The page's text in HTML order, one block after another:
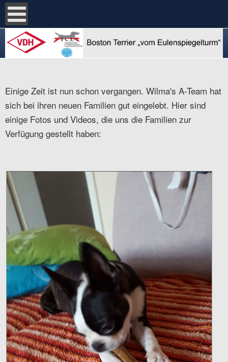
Einige Zeit ist nun schon vergangen. Wilma's A-Team hat
sich bei ihren neuen Familien gut eingelebt. Hier sind
einige Fotos und Videos, die uns die Familien zur
Verfügung gestellt haben: